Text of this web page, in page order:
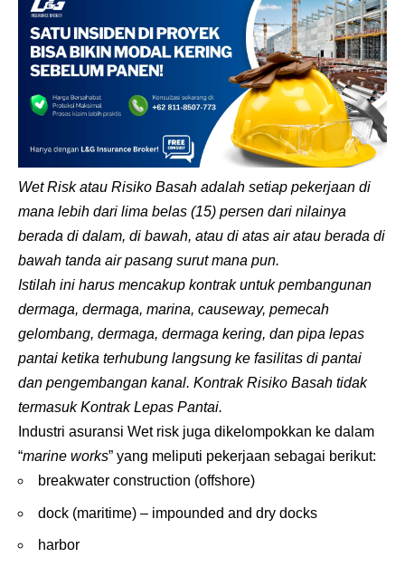
Wet Risk atau Risiko Basah adalah setiap pekerjaan di
mana lebih dari lima belas (15) persen dari nilainya
berada di dalam, di bawah, atau di atas air atau berada di
bawah tanda air pasang surut mana pun.
Istilah ini harus mencakup kontrak untuk pembangunan
dermaga, dermaga, marina, causeway, pemecah
gelombang, dermaga, dermaga kering, dan pipa lepas
pantai ketika terhubung langsung ke fasilitas di pantai
dan pengembangan kanal. Kontrak Risiko Basah tidak
termasuk Kontrak Lepas Pantai.
Industri asuransi Wet risk juga dikelompokkan ke dalam
“marine works” yang meliputi pekerjaan sebagai berikut:
breakwater construction (offshore)
dock (maritime) – impounded and dry docks
harbor